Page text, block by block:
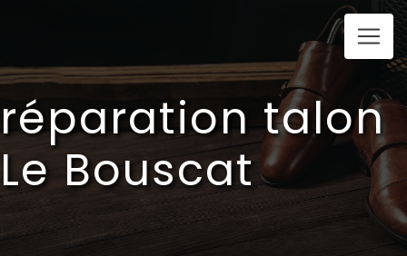
réparation talon
Le Bouscat